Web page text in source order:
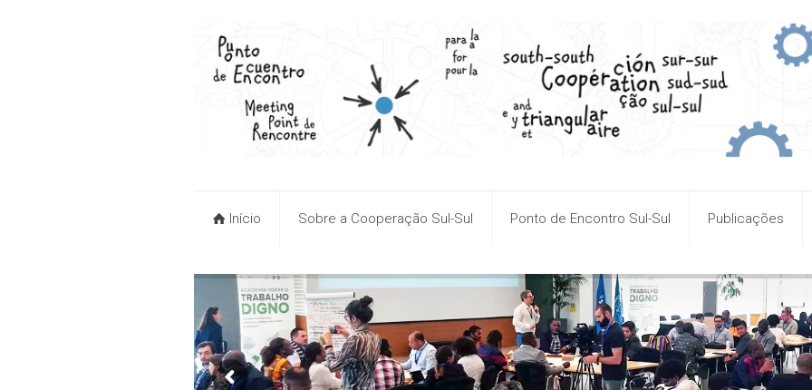
Início Sobre a Cooperação Sul-Sul Ponto de Encontro Sul-Sul Publicações